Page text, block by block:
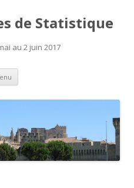
de Statistique
au 2 juin 2017
Aller
contenu